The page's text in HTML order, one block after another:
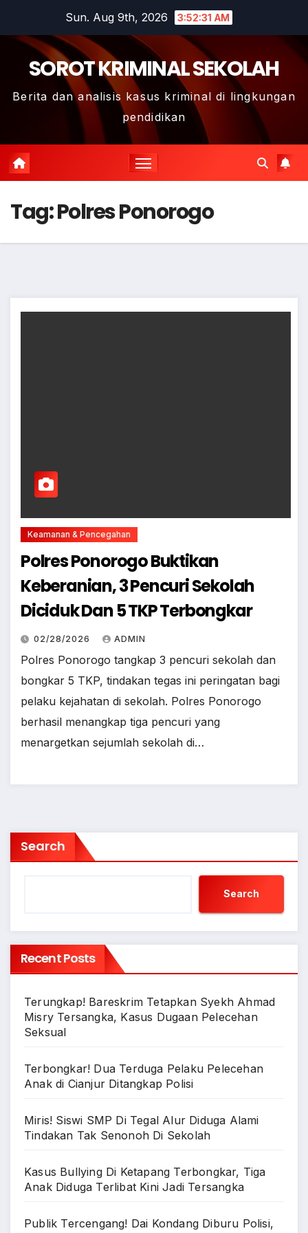
content
Sun. Aug 9th, 2026 3:52:31 AM
SOROT KRIMINAL SEKOLAH
Berita dan analisis kasus kriminal di lingkungan
pendidikan
Tag:Polres Ponorogo
Keamanan & Pencegahan
Polres Ponorogo Buktikan
Keberanian, 3 Pencuri Sekolah
Diciduk Dan 5 TKP Terbongkar
02/28/2026 ADMIN
Polres Ponorogo tangkap 3 pencuri sekolah dan
bongkar 5 TKP, tindakan tegas ini peringatan bagi
pelaku kejahatan di sekolah. Polres Ponorogo
berhasil menangkap tiga pencuri yang
menargetkan sejumlah sekolah di…
Search
Search
Recent Posts
Terungkap! Bareskrim Tetapkan Syekh Ahmad
Misry Tersangka, Kasus Dugaan Pelecehan
Seksual
Terbongkar! Dua Terduga Pelaku Pelecehan
Anak di Cianjur Ditangkap Polisi
Miris! Siswi SMP Di Tegal Alur Diduga Alami
Tindakan Tak Senonoh Di Sekolah
Kasus Bullying Di Ketapang Terbongkar, Tiga
Anak Diduga Terlibat Kini Jadi Tersangka
Publik Tercengang! Dai Kondang Diburu Polisi,